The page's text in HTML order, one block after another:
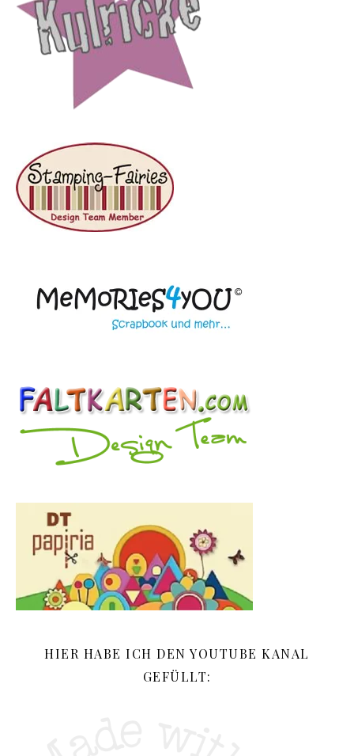
HIER HABE ICH DEN YOUTUBE KANAL
GEFÜLLT: